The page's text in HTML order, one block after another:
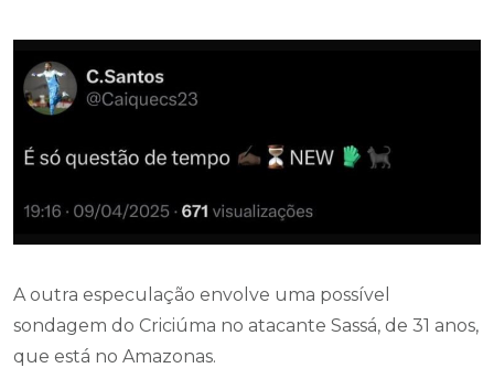
A outra especulação envolve uma possível
sondagem do Criciúma no atacante Sassá, de 31 anos,
que está no Amazonas.